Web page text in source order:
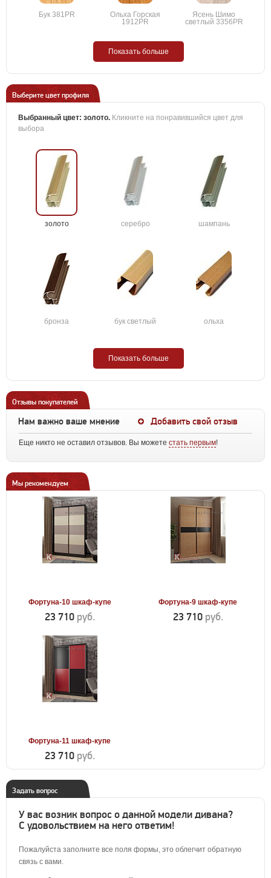
Бук 381PR
Ольха Горская
1912PR
Ясень Шимо
светлый 3356PR
Показать больше
Выберите цвет профиля
Выбранный цвет: золото. Кликните на понравившийся цвет для
выбора
золото серебро шампань
бронза бук светлый ольха
Показать больше
Отзывы покупателей
Нам важно ваше мнение Добавить свой отзыв
Еще никто не оставил отзывов. Вы можете стать первым!
Мы рекомендуем
Фортуна-10 шкаф-купе
23 710 руб.
Фортуна-9 шкаф-купе
23 710 руб.
Фортуна-11 шкаф-купе
23 710 руб.
Задать вопрос
У вас возник вопрос о данной модели дивана?
С удовольствием на него ответим!
Пожалуйста заполните все поля формы, это облегчит обратную
связь с вами.